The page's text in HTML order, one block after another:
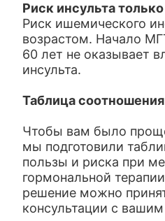
Риск инсульта
Риск ишемического
возрастом. Начало
60 лет не оказывает
инсульта.
Таблица
Чтобы вам было
мы подготовили
пользы и риска при
гормональной
решение можно
консультации с